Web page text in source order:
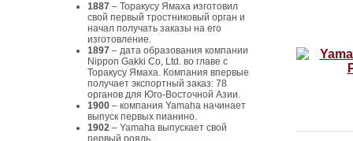
1887 – Торакусу Ямаха изготовил
свой первый тростниковый орган и
начал получать заказы на его
изготовление.
1897 – дата образования компании
Nippon Gakki Co, Ltd. во главе с
Торакусу Ямаха. Компания впервые
получает экспортный заказ: 78
органов для Юго-Восточной Азии.
1900 – компания Yamaha начинает
выпуск первых пианино.
1902 – Yamaha выпускает свой
первый рояль.